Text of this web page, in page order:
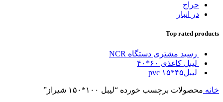
حراج
در انبار
Top rated products
رسید مشتری دستگاه NCR
لیبل کاغذی ۶۰*۴۰
لیبل۴۵*۱۵ pvc
خانه محصولات برچسب خورده “لیبل ۱۰۰*۱۵۰ شیراز”